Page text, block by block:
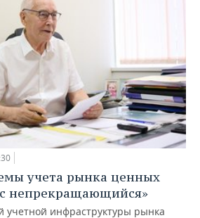
учета рынка ценных
непрекращающийся»
учетной инфраструктуры рынка